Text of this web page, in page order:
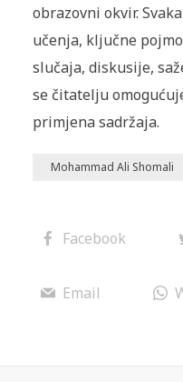
obrazovni okvir.
učenja, ključne
slučaja, diskusije,
se čitatelju
primjena sadržaja.
Mohammad Ali Shomali
Facebook
Email